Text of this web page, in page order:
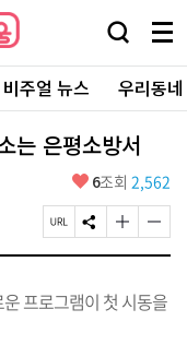
검
창
열
기
메
뉴
전
체
보
비주얼 뉴스 우리동
는 은평소방서
좋
요
6조회 2,562
페
이
R
S
N
유
글
자
크
글
자
작
프로그램이 첫 시동을